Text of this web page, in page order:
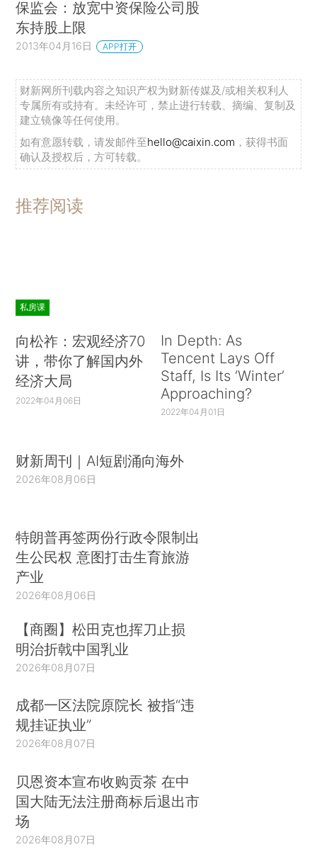
保监会：放宽中资保险公司股
东持股上限
2013年04月16日 APP打开
财新网所刊载内容之知识产权为财新传媒及/或相关权利人
专属所有或持有。未经许可，禁止进行转载、摘编、复制及
建立镜像等任何使用。
如有意愿转载，请发邮件至hello@caixin.com ，获得书面
确认及授权后，方可转载。
推荐阅读
私房课
向松祚：宏观经济70
讲，带你了解国内外
经济大局
2022年04月06日
In Depth: As
Tencent Lays Off
Staff, Is Its ‘Winter’
Approaching?
2022年04月01日
财新周刊｜AI短剧涌向海外
2026年08月06日
特朗普再签两份行政令限制出
生公民权 意图打击生育旅游
产业
2026年08月06日
【商圈】松田克也挥刀止损
明治折戟中国乳业
2026年08月07日
成都一区法院原院长 被指“违
规挂证执业”
2026年08月07日
贝恩资本宣布收购贡茶 在中
国大陆无法注册商标后退出市
场
2026年08月07日